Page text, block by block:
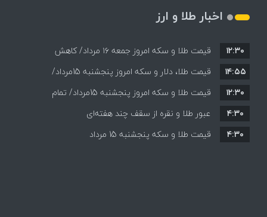
اخبار طلا و ارز
قیمت طلا و سکه امروز جمعه ۱۶ مرداد/ کاهش
قیمت ها+ جدول و جزییات
۱۲:۳۰
قیمت طلا، دلار و سکه امروز پنجشنبه 15مرداد/
افزایش قیمت ها + جدول
۱۴:۵۵
قیمت طلا و سکه امروز پنجشنبه 15مرداد/ تمام
قیمت ها بر مدار افزایش + جدول
۱۲:۳۰
عبور طلا و نقره از سقف چند هفته‌ای
۴:۳۰
قیمت طلا و سکه پنجشنبه 15 مرداد
۴:۳۰